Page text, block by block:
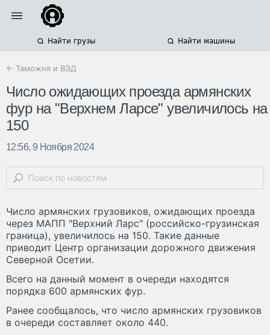
Найти грузы Найти машины
← Таможня и ВЭД
Число ожидающих проезда армянских
фур на "Верхнем Ларсе" увеличилось на
150
12:56, 9 Ноября 2024
Число армянских грузовиков, ожидающих проезда
через МАПП "Верхний Ларс" (российско-грузинская
граница), увеличилось на 150. Такие данные
приводит Центр организации дорожного движения
Северной Осетии.
Всего на данный момент в очереди находятся
порядка 600 армянских фур.
Ранее сообщалось, что число армянских грузовиков
в очереди составляет около 440.